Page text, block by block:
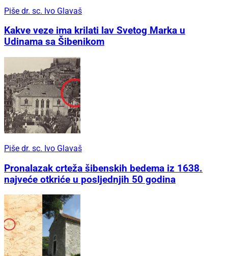
Piše dr. sc. Ivo Glavaš
Kakve veze ima krilati lav Svetog Marka u
Udinama sa Šibenikom
Piše dr. sc. Ivo Glavaš
Pronalazak crteža šibenskih bedema iz 1638.
najveće otkriće u posljednjih 50 godina